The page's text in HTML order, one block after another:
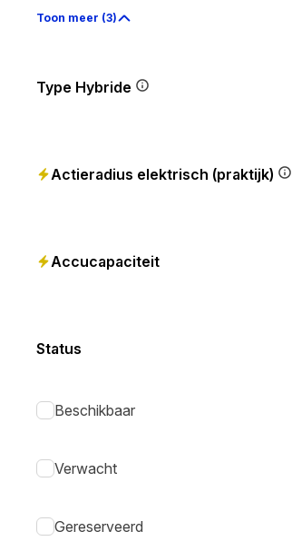
Toon meer (3)
Type Hybride
Actieradius elektrisch (praktijk)
Accucapaciteit
Status
Beschikbaar
Verwacht
Gereserveerd